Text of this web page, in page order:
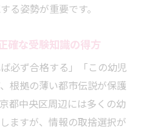
る姿勢が重要です。
確な受験知識の得方
必ず合格する」「この幼児
根拠の薄い都市伝説が保護
都中央区周辺には多くの幼
ますが、情報の取捨選択が